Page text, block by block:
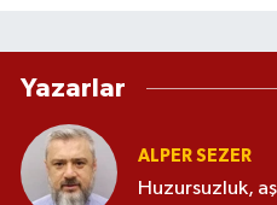
Yazarlar
ALPER SEZER
Huzursuzluk,